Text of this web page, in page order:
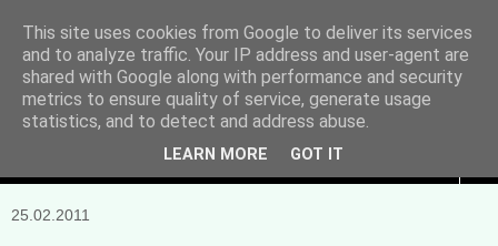
Manuela Sonntag
Bücher, Blogs & mehr
25.02.2011
This site uses cookies from Google to deliver its services
and to analyze traffic. Your IP address and user-agent are
shared with Google along with performance and security
metrics to ensure quality of service, generate usage
statistics, and to detect and address abuse.
LEARN MORE GOT IT